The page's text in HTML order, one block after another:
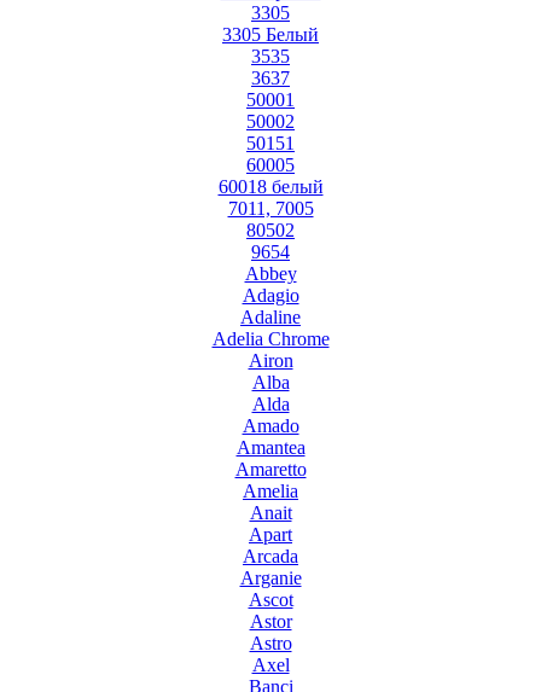
3305
3305 Белый
3535
3637
50001
50002
50151
60005
60018 белый
7011, 7005
80502
9654
Abbey
Adagio
Adaline
Adelia Chrome
Airon
Alba
Alda
Amado
Amantea
Amaretto
Amelia
Anait
Apart
Arcada
Arganie
Ascot
Astor
Astro
Axel
Banci